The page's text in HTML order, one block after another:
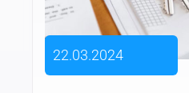
22.03.2024